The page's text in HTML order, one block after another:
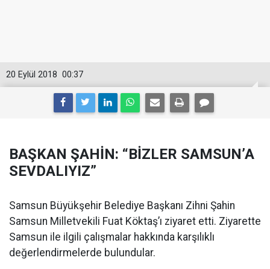
00:37
20 Eylül 2018
BAŞKAN ŞAHİN: “BİZLER SAMSUN’A
SEVDALIYIZ”
Samsun Büyükşehir Belediye Başkanı Zihni Şahin
Samsun Milletvekili Fuat Köktaş’ı ziyaret etti. Ziyarette
Samsun ile ilgili çalışmalar hakkında karşılıklı
değerlendirmelerde bulundular.